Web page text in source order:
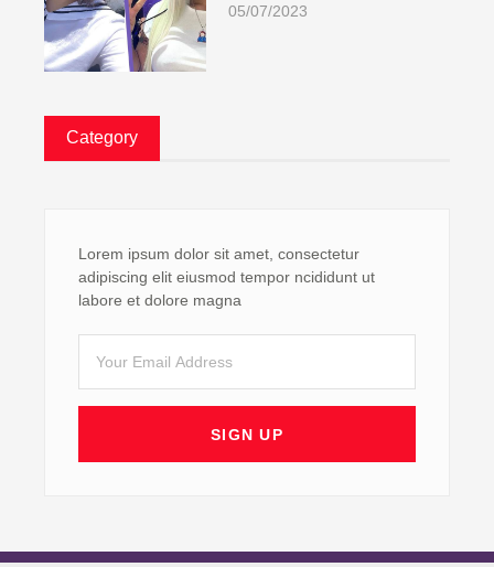
05/07/2023
Category
Lorem ipsum dolor sit amet, consectetur
adipiscing elit eiusmod tempor ncididunt ut
labore et dolore magna
SIGN UP